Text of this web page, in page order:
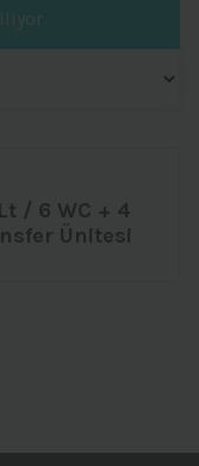
/ 6 WC + 4
Ünitesi